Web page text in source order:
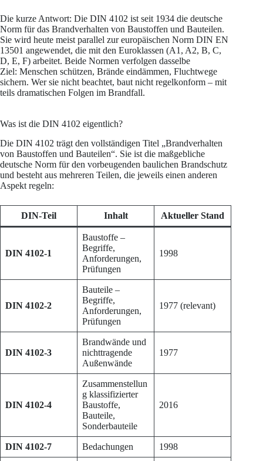
Die kurze Antwort: Die DIN 4102 ist seit 1934 die deutsche
Norm für das Brandverhalten von Baustoffen und Bauteilen.
Sie wird heute meist parallel zur europäischen Norm DIN EN
13501 angewendet, die mit den Euroklassen (A1, A2, B, C,
D, E, F) arbeitet. Beide Normen verfolgen dasselbe
Ziel: Menschen schützen, Brände eindämmen, Fluchtwege
sichern. Wer sie nicht beachtet, baut nicht regelkonform – mit
teils dramatischen Folgen im Brandfall.
Was ist die DIN 4102 eigentlich?
Die DIN 4102 trägt den vollständigen Titel „Brandverhalten
von Baustoffen und Bauteilen“. Sie ist die maßgebliche
deutsche Norm für den vorbeugenden baulichen Brandschutz
und besteht aus mehreren Teilen, die jeweils einen anderen
Aspekt regeln:
DIN-Teil Inhalt Aktueller Stand
DIN 4102-1
Baustoffe –
Begriffe,
Anforderungen,
Prüfungen
1998
DIN 4102-2
Bauteile –
Begriffe,
Anforderungen,
Prüfungen
1977 (relevant)
DIN 4102-3
Brandwände und
nichttragende
Außenwände
1977
DIN 4102-4
Zusammenstellun
g klassifizierter
Baustoffe,
Bauteile,
Sonderbauteile
2016
DIN 4102-7 Bedachungen 1998